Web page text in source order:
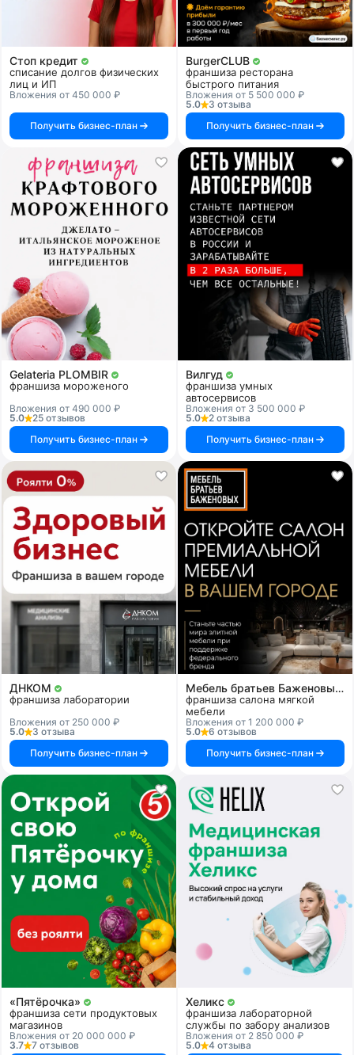
Стоп кредит
списание долгов физических
лиц и ИП
Вложения от 450 000 ₽
Получить бизнес-план
BurgerCLUB
франшиза ресторана
быстрого питания
Вложения от 5 500 000 ₽
5.0
3 отзыва
Получить бизнес-план
Gelateria PLOMBIR
франшиза мороженого
Вложения от 490 000 ₽
5.0
25 отзывов
Получить бизнес-план
Вилгуд
франшиза умных
автосервисов
Вложения от 3 500 000 ₽
5.0
2 отзыва
Получить бизнес-план
ДНКОМ
франшиза лаборатории
Вложения от 250 000 ₽
5.0
3 отзыва
Получить бизнес-план
Мебель братьев Баженовых
франшиза салона мягкой
мебели
Вложения от 1 200 000 ₽
5.0
6 отзывов
Получить бизнес-план
«Пятёрочка»
франшиза сети продуктовых
магазинов
Вложения от 20 000 000 ₽
3.7
7 отзывов
Хеликс
франшиза лабораторной
службы по забору анализов
Вложения от 2 850 000 ₽
5.0
4 отзыва